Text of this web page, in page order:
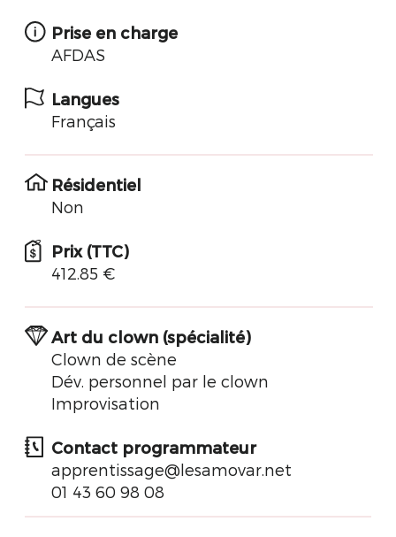
Prise en charge
AFDAS
Langues
Français
Résidentiel
Non
Prix (TTC)
412.85 €
Art du clown (spécialité)
Clown de scène
Dév. personnel par le clown
Improvisation
Contact programmateur
apprentissage@lesamovar.net
01 43 60 98 08